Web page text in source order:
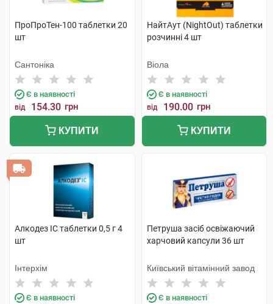
ПроПроТен-100 таблетки 20
шт
Сантоніка
Є в наявності
від 154.30 грн
КУПИТИ
НайтАут (NightOut) таблетки
розчинні 4 шт
Віола
Є в наявності
від 190.00 грн
КУПИТИ
Алкодез IC таблетки 0,5 г 4
шт
Інтерхім
Є в наявності
Петруша засіб освіжаючий
харчовий капсули 36 шт
Київський вітамінний завод
Є в наявності